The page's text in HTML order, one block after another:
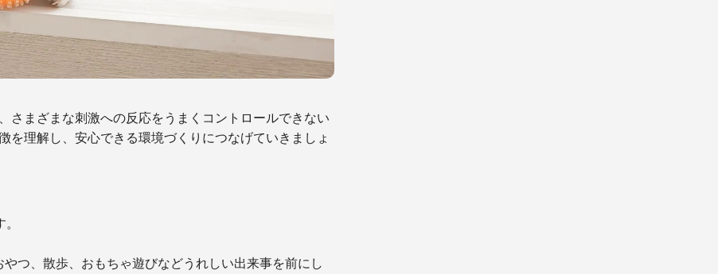
さまざまな刺激への反応をうまくコントロールできない
理解し、安心できる環境づくりにつなげていきましょ
つ、散歩、おもちゃ遊びなどうれしい出来事を前にし